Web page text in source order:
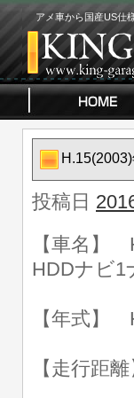
アメ車から国産US仕
投稿日
【車名】
HDDナビ1
【年式】
【走行距